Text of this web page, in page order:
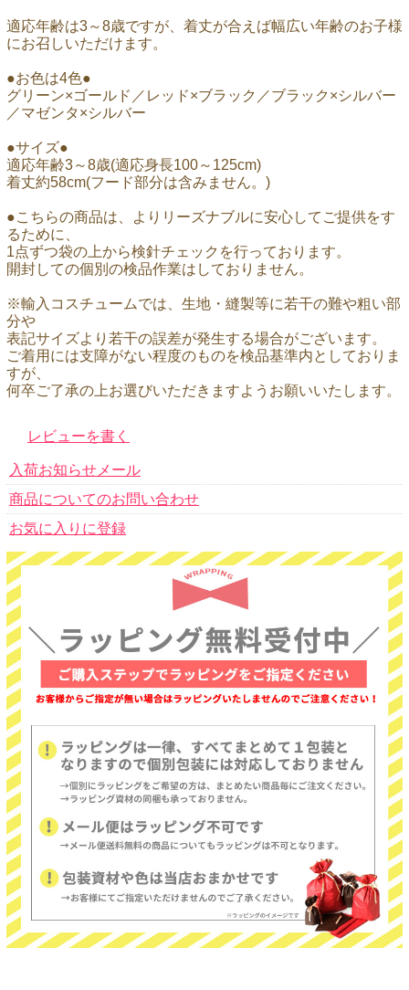
適応年齢は3～8歳ですが、着丈が合えば幅広い年齢のお子様
にお召しいただけます。
●お色は4色●
グリーン×ゴールド／レッド×ブラック／ブラック×シルバー
／マゼンタ×シルバー
●サイズ●
適応年齢3～8歳(適応身長100～125cm)
着丈約58cm(フード部分は含みません。)
●こちらの商品は、よりリーズナブルに安心してご提供をす
るために、
1点ずつ袋の上から検針チェックを行っております。
開封しての個別の検品作業はしておりません。
※輸入コスチュームでは、生地・縫製等に若干の難や粗い部
分や
表記サイズより若干の誤差が発生する場合がございます。
ご着用には支障がない程度のものを検品基準内としておりま
すが、
何卒ご了承の上お選びいただきますようお願いいたします。
レビューを書く
入荷お知らせメール
商品についてのお問い合わせ
お気に入りに登録